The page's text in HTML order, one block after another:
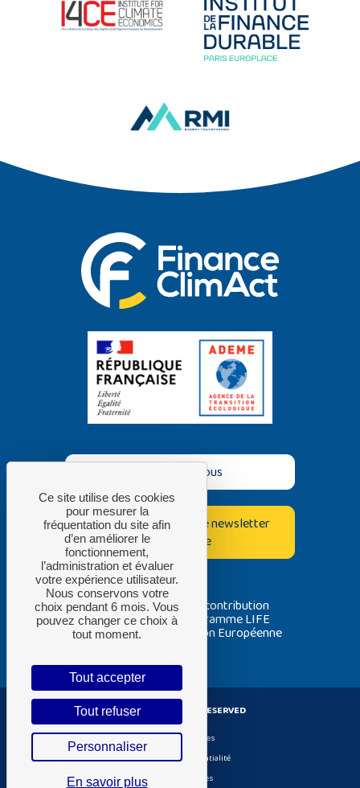
Contactez-nous
Inscrivez-vous à notre newsletter
bimestrielle
Avec la contribution
du programme LIFE
de l’Union Européenne
ADEME ® ALL RIGHT RESERVED
Gestion de cookies
Politique de confidentialité
Mentions Légales
Ce site utilise des cookies
pour mesurer la
fréquentation du site afin
d’en améliorer le
fonctionnement,
l’administration et évaluer
votre expérience utilisateur.
Nous conservons votre
choix pendant 6 mois. Vous
pouvez changer ce choix à
tout moment.
Tout accepter
Tout refuser
Personnaliser
En savoir plus